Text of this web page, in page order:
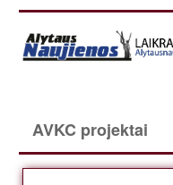
AVKC projektai